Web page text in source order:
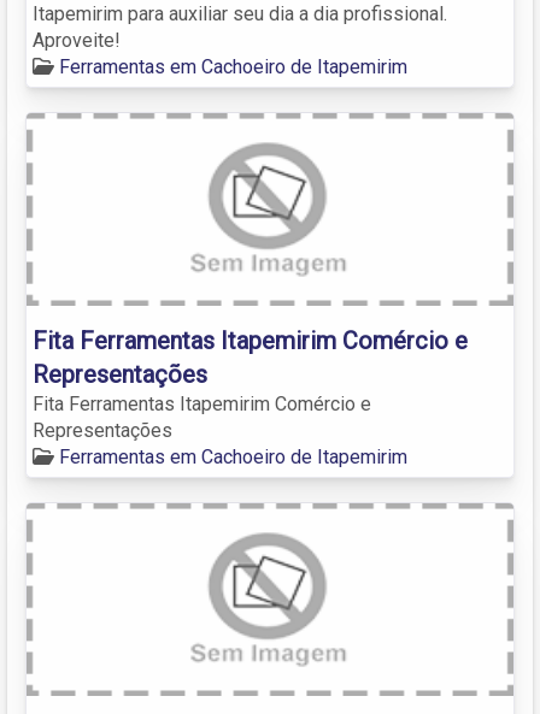
Itapemirim para auxiliar seu dia a dia profissional.
Aproveite!
Ferramentas em Cachoeiro de Itapemirim
Fita Ferramentas Itapemirim Comércio e
Representações
Fita Ferramentas Itapemirim Comércio e
Representações
Ferramentas em Cachoeiro de Itapemirim